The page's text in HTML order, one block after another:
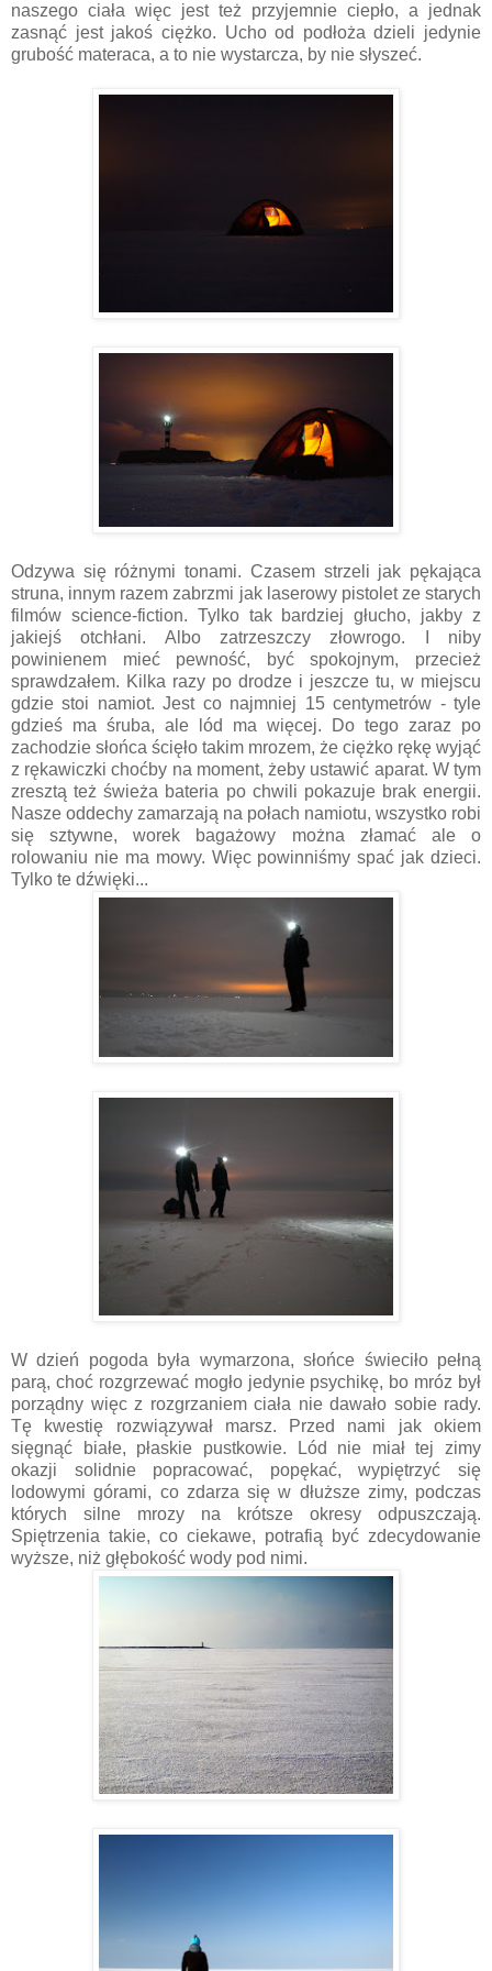
naszego ciała więc jest też przyjemnie ciepło, a jednak
zasnąć jest jakoś ciężko. Ucho od podłoża dzieli jedynie
grubość materaca, a to nie wystarcza, by nie słyszeć.
Odzywa się różnymi tonami. Czasem strzeli jak pękająca
struna, innym razem zabrzmi jak laserowy pistolet ze starych
filmów science-fiction. Tylko tak bardziej głucho, jakby z
jakiejś otchłani. Albo zatrzeszczy złowrogo. I niby
powinienem mieć pewność, być spokojnym, przecież
sprawdzałem. Kilka razy po drodze i jeszcze tu, w miejscu
gdzie stoi namiot. Jest co najmniej 15 centymetrów - tyle
gdzieś ma śruba, ale lód ma więcej. Do tego zaraz po
zachodzie słońca ścięło takim mrozem, że ciężko rękę wyjąć
z rękawiczki choćby na moment, żeby ustawić aparat. W tym
zresztą też świeża bateria po chwili pokazuje brak energii.
Nasze oddechy zamarzają na połach namiotu, wszystko robi
się sztywne, worek bagażowy można złamać ale o
rolowaniu nie ma mowy. Więc powinniśmy spać jak dzieci.
Tylko te dźwięki...
W dzień pogoda była wymarzona, słońce świeciło pełną
parą, choć rozgrzewać mogło jedynie psychikę, bo mróz był
porządny więc z rozgrzaniem ciała nie dawało sobie rady.
Tę kwestię rozwiązywał marsz. Przed nami jak okiem
sięgnąć białe, płaskie pustkowie. Lód nie miał tej zimy
okazji solidnie popracować, popękać, wypiętrzyć się
lodowymi górami, co zdarza się w dłuższe zimy, podczas
których silne mrozy na krótsze okresy odpuszczają.
Spiętrzenia takie, co ciekawe, potrafią być zdecydowanie
wyższe, niż głębokość wody pod nimi.